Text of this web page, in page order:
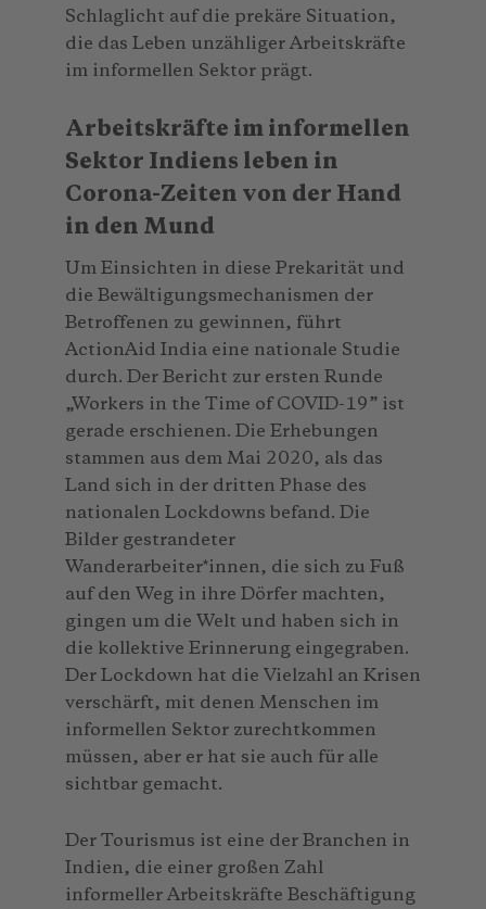
Schlaglicht auf die prekäre Situation,
die das Leben unzähliger Arbeitskräfte
im informellen Sektor prägt.
Arbeitskräfte im informellen
Sektor Indiens leben in
Corona-Zeiten von der Hand
in den Mund
Um Einsichten in diese Prekarität und
die Bewältigungsmechanismen der
Betroffenen zu gewinnen, führt
ActionAid India eine nationale Studie
durch. Der Bericht zur ersten Runde
„Workers in the Time of COVID-19” ist
gerade erschienen. Die Erhebungen
stammen aus dem Mai 2020, als das
Land sich in der dritten Phase des
nationalen Lockdowns befand. Die
Bilder gestrandeter
Wanderarbeiter*innen, die sich zu Fuß
auf den Weg in ihre Dörfer machten,
gingen um die Welt und haben sich in
die kollektive Erinnerung eingegraben.
Der Lockdown hat die Vielzahl an Krisen
verschärft, mit denen Menschen im
informellen Sektor zurechtkommen
müssen, aber er hat sie auch für alle
sichtbar gemacht.
Der Tourismus ist eine der Branchen in
Indien, die einer großen Zahl
informeller Arbeitskräfte Beschäftigung